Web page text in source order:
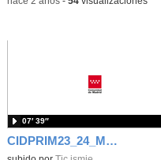
CIDPRIM23_24_M2_3.1. Alfonso Villarán_Tutor
07′ 39″